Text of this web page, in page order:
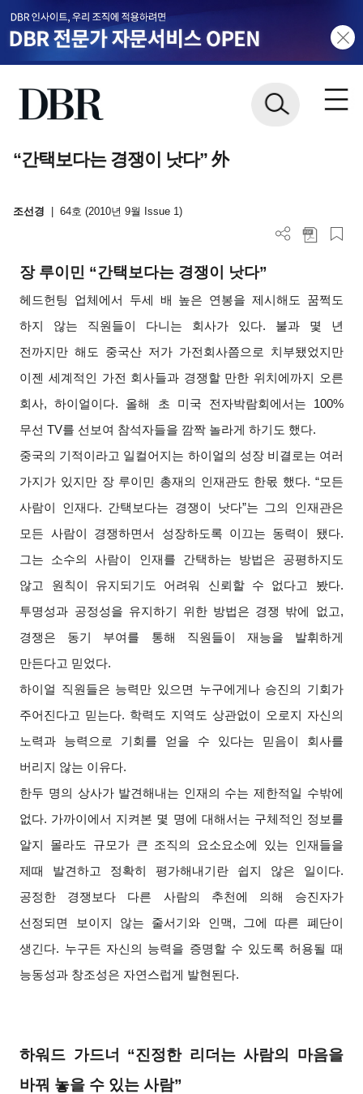
“간택보다는 경쟁이 낫다” 外
조선경 64호 (2010년 9월 Issue 1)
장 루이민 “간택보다는 경쟁이 낫다”
헤드헌팅 업체에서 두세 배 높은 연봉을 제시해도 꿈쩍도
하지 않는 직원들이 다니는 회사가 있다. 불과 몇 년
전까지만 해도 중국산 저가 가전회사쯤으로 치부됐었지만
이젠 세계적인 가전 회사들과 경쟁할 만한 위치에까지 오른
회사, 하이얼이다. 올해 초 미국 전자박람회에서는 100%
무선 TV를 선보여 참석자들을 깜짝 놀라게 하기도 했다.
중국의 기적이라고 일컬어지는 하이얼의 성장 비결로는 여러
가지가 있지만 장 루이민 총재의 인재관도 한몫 했다. “모든
사람이 인재다. 간택보다는 경쟁이 낫다”는 그의 인재관은
모든 사람이 경쟁하면서 성장하도록 이끄는 동력이 됐다.
그는 소수의 사람이 인재를 간택하는 방법은 공평하지도
않고 원칙이 유지되기도 어려워 신뢰할 수 없다고 봤다.
투명성과 공정성을 유지하기 위한 방법은 경쟁 밖에 없고,
경쟁은 동기 부여를 통해 직원들이 재능을 발휘하게
만든다고 믿었다.
하이얼 직원들은 능력만 있으면 누구에게나 승진의 기회가
주어진다고 믿는다. 학력도 지역도 상관없이 오로지 자신의
노력과 능력으로 기회를 얻을 수 있다는 믿음이 회사를
버리지 않는 이유다.
한두 명의 상사가 발견해내는 인재의 수는 제한적일 수밖에
없다. 가까이에서 지켜본 몇 명에 대해서는 구체적인 정보를
알지 몰라도 규모가 큰 조직의 요소요소에 있는 인재들을
제때 발견하고 정확히 평가해내기란 쉽지 않은 일이다.
공정한 경쟁보다 다른 사람의 추천에 의해 승진자가
선정되면 보이지 않는 줄서기와 인맥, 그에 따른 폐단이
생긴다. 누구든 자신의 능력을 증명할 수 있도록 허용될 때
능동성과 창조성은 자연스럽게 발현된다.
하워드 가드너 “진정한 리더는 사람의 마음을
바꿔 놓을 수 있는 사람”